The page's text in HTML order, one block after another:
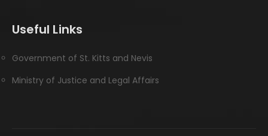
Useful Links
Government of St. Kitts and Nevis
Ministry of Justice and Legal Affairs